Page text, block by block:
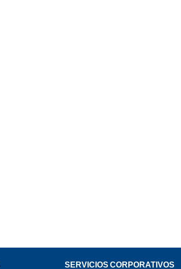
SERVICIOS CORPORATIVOS